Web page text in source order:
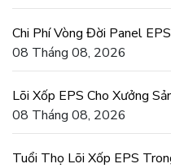
Chi Phí Vòng Đời Panel
Vốn Tiết Kiệm Điện
08 Tháng 08, 2026
Lõi Xốp EPS Cho Xưởng
Cách Và Dung Sai
08 Tháng 08, 2026
Tuổi Thọ Lõi Xốp EPS